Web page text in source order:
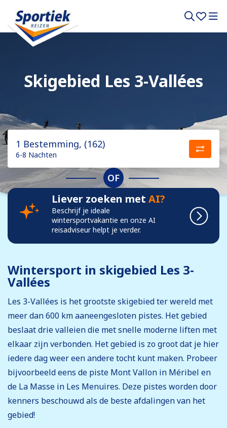
Skigebied Les 3-Vallées
1 Bestemming, (162)
6-8 Nachten
OF
Liever zoeken met AI?
Beschrijf je ideale
wintersportvakantie en onze AI
reisadviseur helpt je verder.
Wintersport in skigebied Les 3-
Vallées
Les 3-Vallées is het grootste skigebied ter wereld met
meer dan 600 km aaneengesloten pistes. Het gebied
beslaat drie valleien die met snelle moderne liften met
elkaar zijn verbonden. Het gebied is zo groot dat je hier
iedere dag weer een andere tocht kunt maken. Probeer
bijvoorbeeld eens de piste Mont Vallon in Méribel en
de La Masse in Les Menuires. Deze pistes worden door
kenners beschouwd als de beste afdalingen van het
gebied!